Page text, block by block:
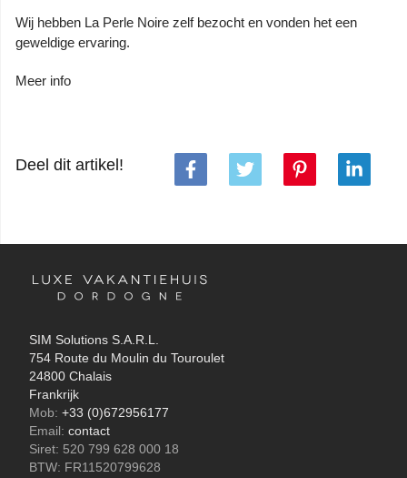
Wij hebben La Perle Noire zelf bezocht en vonden het een
geweldige ervaring.
Meer info
Deel dit artikel!
SIM Solutions S.A.R.L.
754 Route du Moulin du Touroulet
24800 Chalais
Frankrijk
Mob: +33 (0)672956177
Email: contact
Siret: 520 799 628 000 18
BTW: FR11520799628